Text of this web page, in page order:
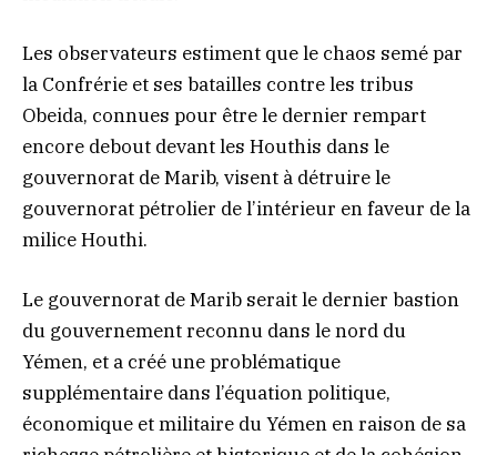
Les observateurs estiment que le chaos semé par
la Confrérie et ses batailles contre les tribus
Obeida, connues pour être le dernier rempart
encore debout devant les Houthis dans le
gouvernorat de Marib, visent à détruire le
gouvernorat pétrolier de l’intérieur en faveur de la
milice Houthi.
Le gouvernorat de Marib serait le dernier bastion
du gouvernement reconnu dans le nord du
Yémen, et a créé une problématique
supplémentaire dans l’équation politique,
économique et militaire du Yémen en raison de sa